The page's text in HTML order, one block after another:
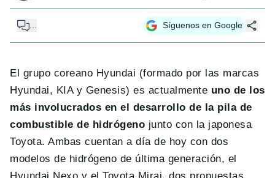
... Síguenos en Google
El grupo coreano Hyundai (formado por las marcas
Hyundai, KIA y Genesis) es actualmente uno de los
más involucrados en el desarrollo de la pila de
combustible de hidrógeno junto con la japonesa
Toyota. Ambas cuentan a día de hoy con dos
modelos de hidrógeno de última generación, el